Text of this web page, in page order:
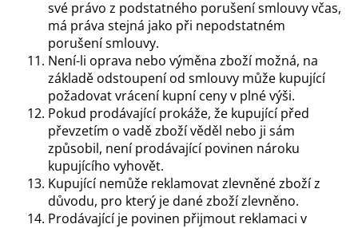
své právo z podstatného porušení smlouvy včas,
má práva stejná jako při nepodstatném
porušení smlouvy.
Není-li oprava nebo výměna zboží možná, na
základě odstoupení od smlouvy může kupující
požadovat vrácení kupní ceny v plné výši.
Pokud prodávající prokáže, že kupující před
převzetím o vadě zboží věděl nebo ji sám
způsobil, není prodávající povinen nároku
kupujícího vyhovět.
Kupující nemůže reklamovat zlevněné zboží z
důvodu, pro který je dané zboží zlevněno.
Prodávající je povinen přijmout reklamaci v